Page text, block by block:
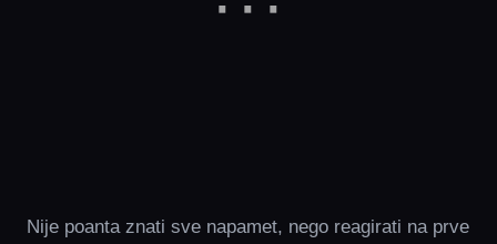
Nije poanta znati sve napamet, nego reagirati na prve